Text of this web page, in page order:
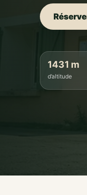
1431 m
d’altitude